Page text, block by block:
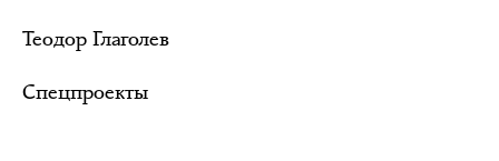
Теодор Глаголев
Спецпроекты